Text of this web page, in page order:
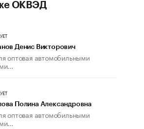
ОКВЭД
Денис Викторович
оптовая автомобильными
Полина Александровна
оптовая автомобильными